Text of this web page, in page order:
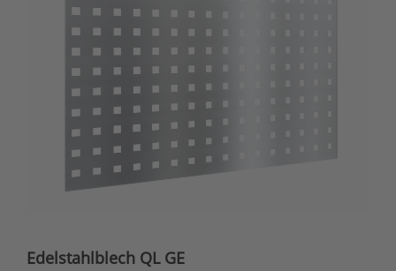
Edelstahlblech QL GE